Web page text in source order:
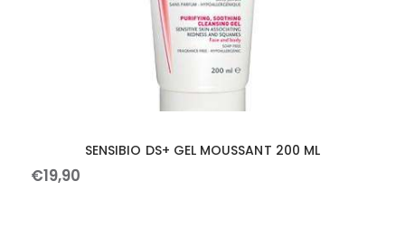
SENSIBIO DS+ GEL MOUSSANT 200 ML
€19,90